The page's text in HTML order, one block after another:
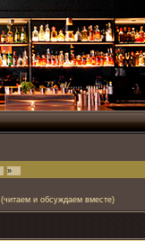
»
(читаем и обсуждаем вместе)